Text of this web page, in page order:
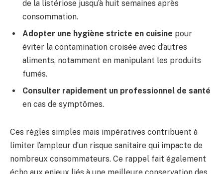
de la listériose jusqu’à huit semaines après
consommation.
Adopter une hygiène stricte en cuisine pour
éviter la contamination croisée avec d’autres
aliments, notamment en manipulant les produits
fumés.
Consulter rapidement un professionnel de santé
en cas de symptômes.
Ces règles simples mais impératives contribuent à
limiter l’ampleur d’un risque sanitaire qui impacte de
nombreux consommateurs. Ce rappel fait également